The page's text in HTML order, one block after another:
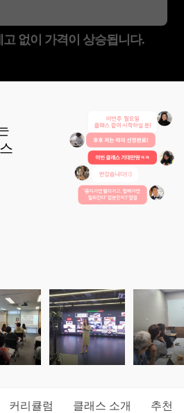
없이 가격이 상승됩니다.
커리큘럼 클래스 소개 추천